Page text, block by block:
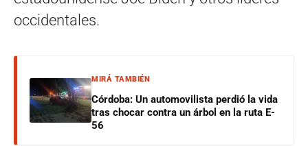
occidentales.
MIRÁ TAMBIÉN
Córdoba: Un automovilista perdió la vida
tras chocar contra un árbol en la ruta E-
56